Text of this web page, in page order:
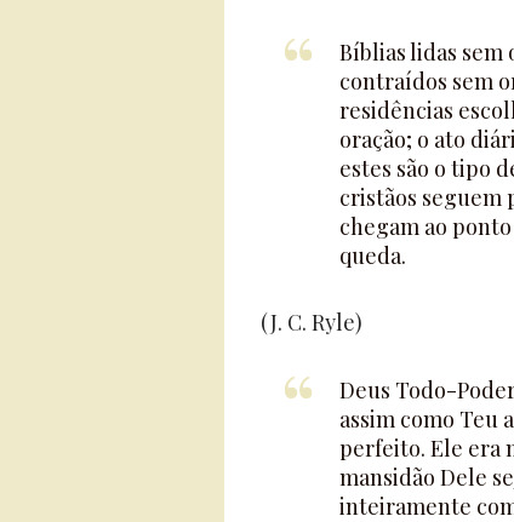
Bíblias lidas sem
contraídos sem
residências
oração; o ato
estes são o tipo
cristãos seguem
chegam ao
queda.
(J. C. Ryle)
Deus Todo-
assim como Teu
perfeito. Ele era
mansidão Dele
inteiramente